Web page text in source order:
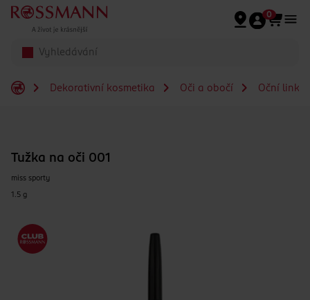
Přeskočit na hlavmní obsah
0
Dekorativní kosmetika Oči a obočí Oční linky
Tužka na oči 001
miss sporty
1.5 g